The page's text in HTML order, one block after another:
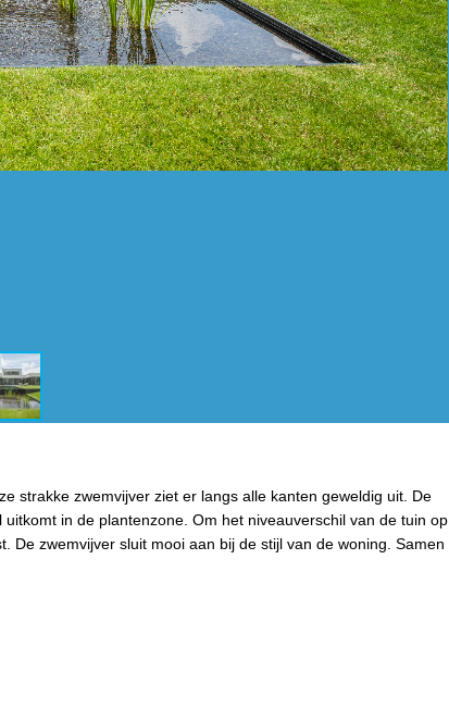
strakke zwemvijver ziet er langs alle kanten geweldig uit. De
in de plantenzone. Om het niveauverschil van de tuin op
zwemvijver sluit mooi aan bij de stijl van de woning. Samen